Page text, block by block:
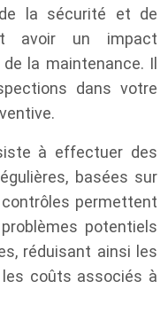
la sécurité et de
avoir un impact
la maintenance. Il
dans votre
à effectuer des
basées sur
contrôles permettent
potentiels
réduisant ainsi les
coûts associés à